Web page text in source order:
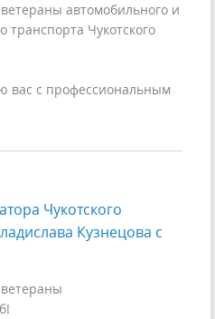
автомобильного и
транспорта Чукотского
вас с профессиональным
Чукотского
Кузнецова с